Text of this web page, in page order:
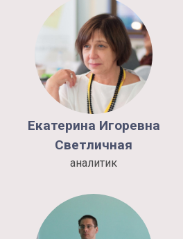
Екатерина Игоревна
Светличная
аналитик